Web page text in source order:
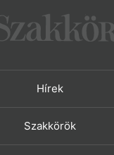
Hírek
Szakkörök